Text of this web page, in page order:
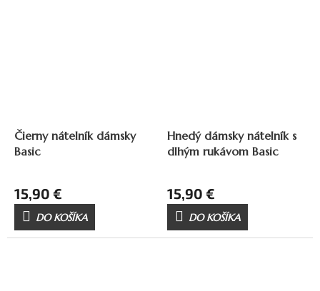
Čierny nátelník dámsky
Basic
15,90 €
DO KOŠÍKA
Hnedý dámsky nátelník s
dlhým rukávom Basic
15,90 €
DO KOŠÍKA